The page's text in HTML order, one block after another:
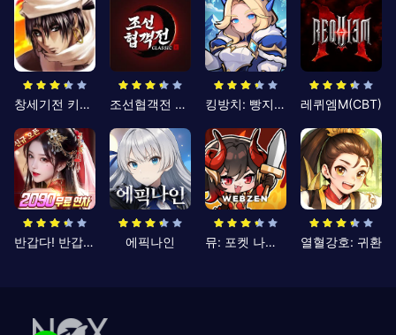
창세기전 키우기 조선협객전 클래식 킹방치: 빵지의 제왕 레퀴엠M(CBT)
반갑다! 반갑삼국지 에픽나인 뮤: 포켓 나이츠 열혈강호: 귀환